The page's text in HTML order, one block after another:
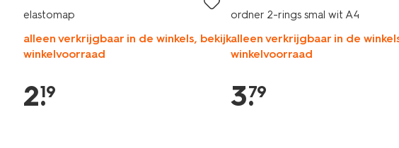
elastomap
alleen verkrijgbaar in de winkels, bekijk
winkelvoorraad
2.
19
ordner 2-rings smal wit A4
alleen verkrijgbaar in de
winkelvoorraad
3.
79